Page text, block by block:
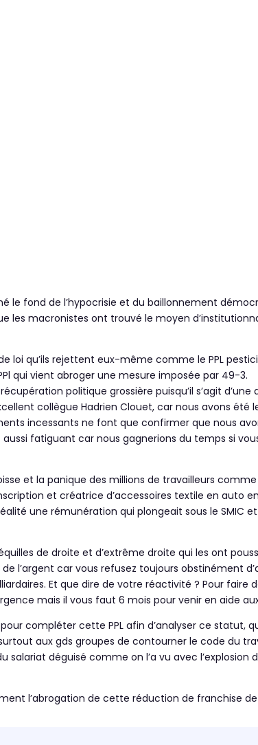
le fond de l’hypocrisie et du baillonnement
les macronistes ont trouvé le moyen
loi qu’ils rejettent eux-même comme le PPL
qui vient abroger une mesure imposée par 49-3.
politique grossière puisqu’il s’agit d’une
collègue Hadrien Clouet, car nous avons été
incessants ne font que confirmer que nous
fatiguant car nous gagnerions du temps si
et la panique des millions de travailleurs comme
et créatrice d’accessoires textile en auto
une rémunération qui plongeait sous le SMIC
de droite et d’extrême droite qui les ont
l’argent car vous refusez toujours obstinément
Et que dire de votre réactivité ? Pour faire
mais il vous faut 6 mois pour venir en aide aux
compléter cette PPL afin d’analyser ce statut,
aux gds groupes de contourner le code du
salariat déguisé comme on l’a vu avec l’explosion
l’abrogation de cette réduction de franchise de